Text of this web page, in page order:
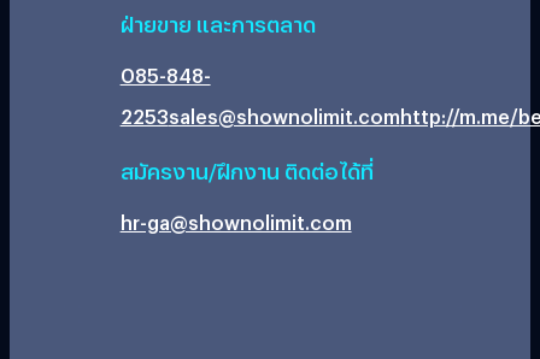
ฝ่ายขาย และการตลาด
085-848-
2253sales@shownolimit.comhttp://m.me/
สมัครงาน/ฝึกงาน ติดต่อได้ที่
hr-ga@shownolimit.com